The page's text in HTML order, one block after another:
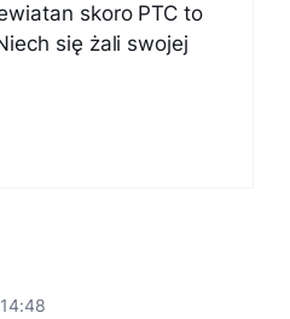
skoro PTC to
się żali swojej